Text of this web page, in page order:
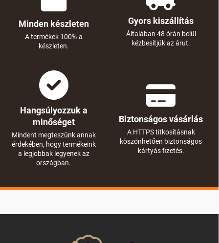
Minden készleten
A termékek 100%-a
készleten.
Gyors kiszállítás
Általában 48 órán belül
kézbesítjük az árut.
Hangsúlyozzuk a
minőséget
Mindent megteszünk annak
érdekében, hogy termékeink
a legjobbak legyenek az
országban.
Biztonságos vásárlás
A HTTPS titkosításnak
köszönhetően biztonságos
kártyás fizetés.